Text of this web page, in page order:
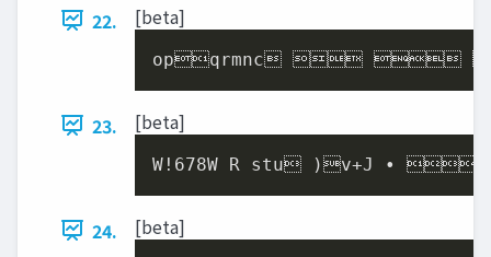
22.
[beta]
opqrmnc   
23. [beta]
W!678W R stu )v+J •
24. [beta]